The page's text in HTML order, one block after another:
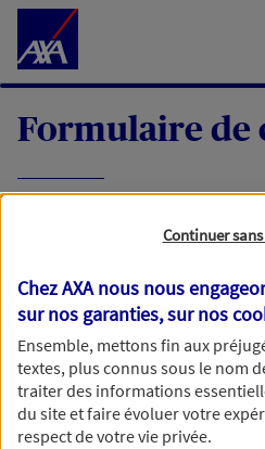
Accéder au Contenu
Formulaire de
demande, nous vous
meilleurs délais par mail
Votre message :
Continuer
Chez AXA nous nous
sur nos garanties, sur nos
Ensemble, mettons fin aux
textes, plus connus sous le nom
traiter des informations
du site et faire évoluer votre
respect de votre vie privée.